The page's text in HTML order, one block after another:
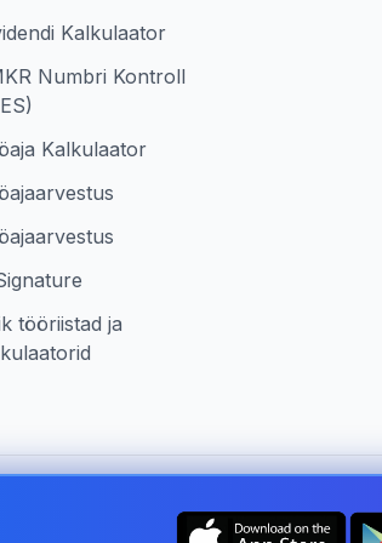
Kalkulaator
Numbri Kontroll
Kalkulaator
tööriistad ja